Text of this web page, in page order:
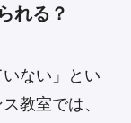
れる？
いない」とい
教室では、